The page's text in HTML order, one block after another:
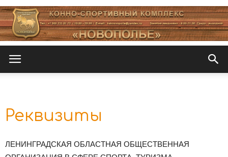
Реквизиты
ЛЕНИНГРАДСКАЯ ОБЛАСТНАЯ ОБЩЕСТВЕННАЯ